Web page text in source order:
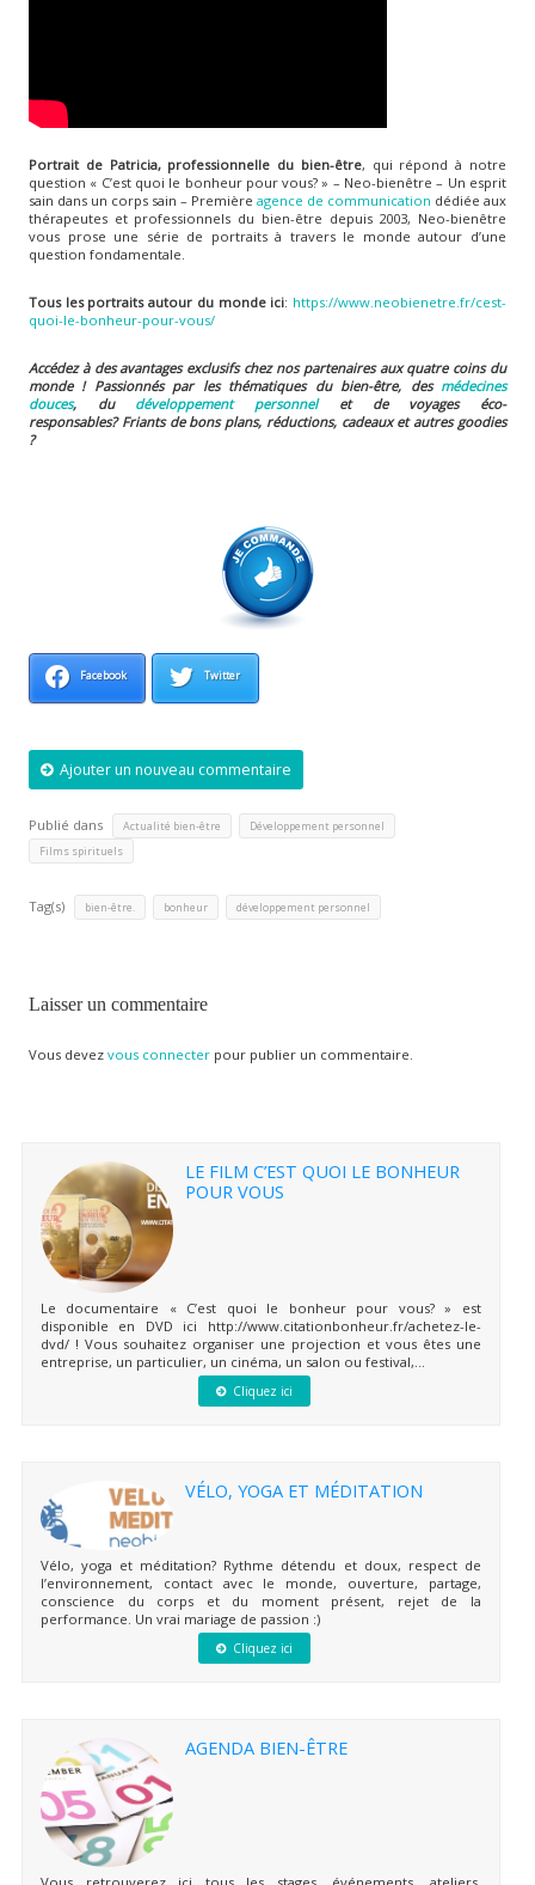
Portrait de Patricia, professionnelle du bien-être, qui répond à notre
question « C’est quoi le bonheur pour vous? » – Neo-bienêtre – Un esprit
sain dans un corps sain – Premièreagence de communication dédiée aux
thérapeutes et professionnels du bien-être depuis 2003, Neo-bienêtre
vous prose une série de portraits à travers le monde autour d’une
question fondamentale.
Tous les portraits autour du monde ici: https://www.neobienetre.fr/cest-
quoi-le-bonheur-pour-vous/
Accédez à des avantages exclusifs chez nos partenaires aux quatre coins du
monde ! Passionnés par les thématiques du bien-être, des médecines
douces, du développement personnel et de voyages éco-
responsables? Friants de bons plans, réductions, cadeaux et autres goodies
?
Facebook Twitter
Ajouter un nouveau commentaire
Publié dans Actualité bien-être Développement personnel
Films spirituels
Tag(s) bien-être. bonheur développement personnel
Laisser un commentaire
Vous devez vous connecterpour publier un commentaire.
LE FILM C’EST QUOI LE BONHEUR
POUR VOUS
Le documentaire « C’est quoi le bonheur pour vous? » est
disponible en DVD ici http://www.citationbonheur.fr/achetez-le-
dvd/ ! Vous souhaitez organiser une projection et vous êtes une
entreprise, un particulier, un cinéma, un salon ou festival,...
Cliquez ici
VÉLO, YOGA ET MÉDITATION
Vélo, yoga et méditation? Rythme détendu et doux, respect de
l’environnement, contact avec le monde, ouverture, partage,
conscience du corps et du moment présent, rejet de la
performance. Un vrai mariage de passion :)
Cliquez ici
AGENDA BIEN-ÊTRE